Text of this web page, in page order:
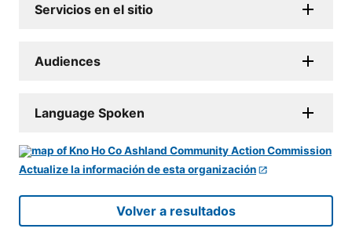
Servicios en el sitio
Audiences
Language Spoken
Actualize la información de esta organización
Volver a resultados